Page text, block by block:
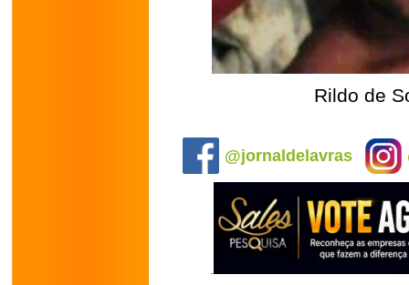
Rildo de
@jornaldelavras